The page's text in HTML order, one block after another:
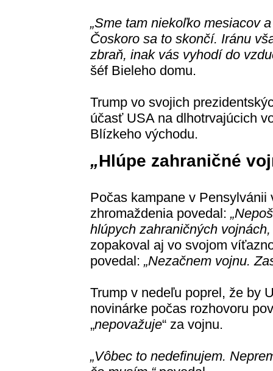
„Sme tam niekoľko mesiacov
Čoskoro sa to skončí. Iránu
zbraň, inak vás vyhodí do
šéf Bieleho domu.
Trump vo svojich
účasť USA na dlhotrvajúcich
Blízkeho východu.
„Hlúpe zahraničné
Počas kampane v
zhromaždenia povedal:
hlúpych zahraničných
zopakoval aj vo svojom
povedal: „Nezačnem vojnu.
Trump v nedeľu poprel, že by
novinárke počas rozhovoru
„nepovažuje“ za vojnu.
„Vôbec to nedefinujem.